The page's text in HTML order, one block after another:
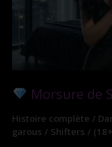
Morsure de
Histoire complète /
garous / Shifters /